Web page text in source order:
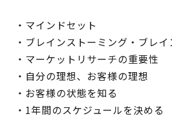
・マインドセット
・ブレインストーミング・ブレ
・マーケットリサーチの重要性
・自分の理想、お客様の理想
・お客様の状態を知る
・1年間のスケジュールを決める